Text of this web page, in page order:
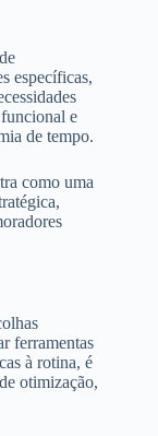
específicas,
e
de tempo.
como uma
ferramentas
à rotina, é
otimização,